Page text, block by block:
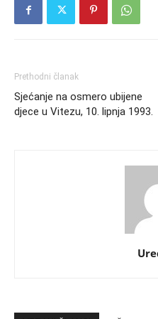
Prethodni članak
Sjećanje na osmero ubijene
djece u Vitezu, 10. lipnja 1993.